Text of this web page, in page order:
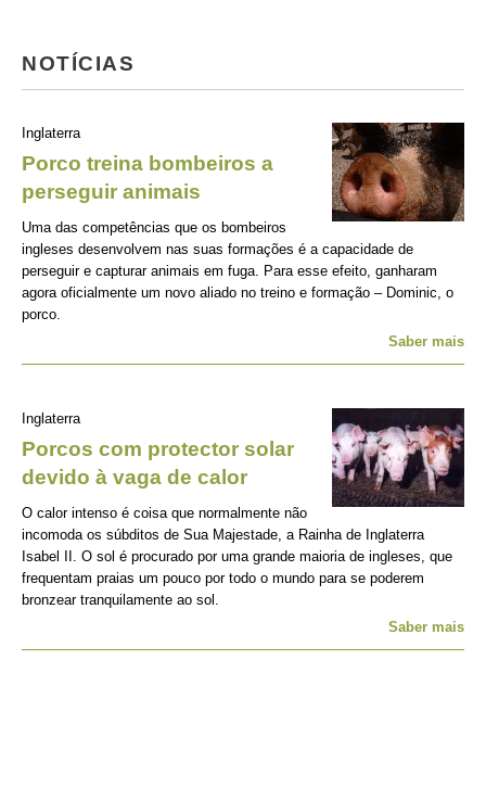
NOTÍCIAS
Inglaterra
Porco treina bombeiros a
perseguir animais
Uma das competências que os bombeiros
ingleses desenvolvem nas suas formações é a capacidade de
perseguir e capturar animais em fuga. Para esse efeito, ganharam
agora oficialmente um novo aliado no treino e formação – Dominic, o
porco.
Saber mais
Inglaterra
Porcos com protector solar
devido à vaga de calor
O calor intenso é coisa que normalmente não
incomoda os súbditos de Sua Majestade, a Rainha de Inglaterra
Isabel II. O sol é procurado por uma grande maioria de ingleses, que
frequentam praias um pouco por todo o mundo para se poderem
bronzear tranquilamente ao sol.
Saber mais